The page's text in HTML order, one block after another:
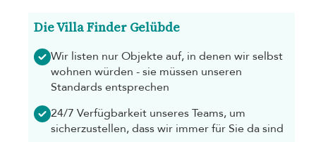
Die Villa Finder Gelübde
Wir listen nur Objekte auf, in denen wir selbst
wohnen würden - sie müssen unseren
Standards entsprechen
24/7 Verfügbarkeit unseres Teams, um
sicherzustellen, dass wir immer für Sie da sind